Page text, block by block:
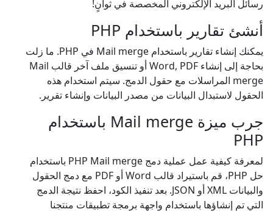
رسائل البريد الإلكتروني المخصصة في ثوانٍ!
أنشئ تقارير باستخدام PHP
يمكنك إنشاء تقارير باستخدام Mail merge في PHP. ما زلت
بحاجة إلى إنشاء Word, PDF أو تنسيق ملف آخر قالب Mail
merge المراسلات مع حقول الدمج. سيتم استخدام هذه
الحقول لاستبدال البيانات من مصدر البيانات وإنشاء تقرير.
جرب ميزة Mail merge باستخدام
PHP
لمعرفة كيفية عمل عملية دمج PHP Mail merge باستخدام
حل PHP، قم باستيراد قالب Word أو PDF مع دمج الحقول
والبيانات XML أو JSON. بعد تنفيذ الكود، احفظ نتيجة الدمج
التي تم إنشاؤها باستخدام واجهة برمجة تطبيقات منتجنا